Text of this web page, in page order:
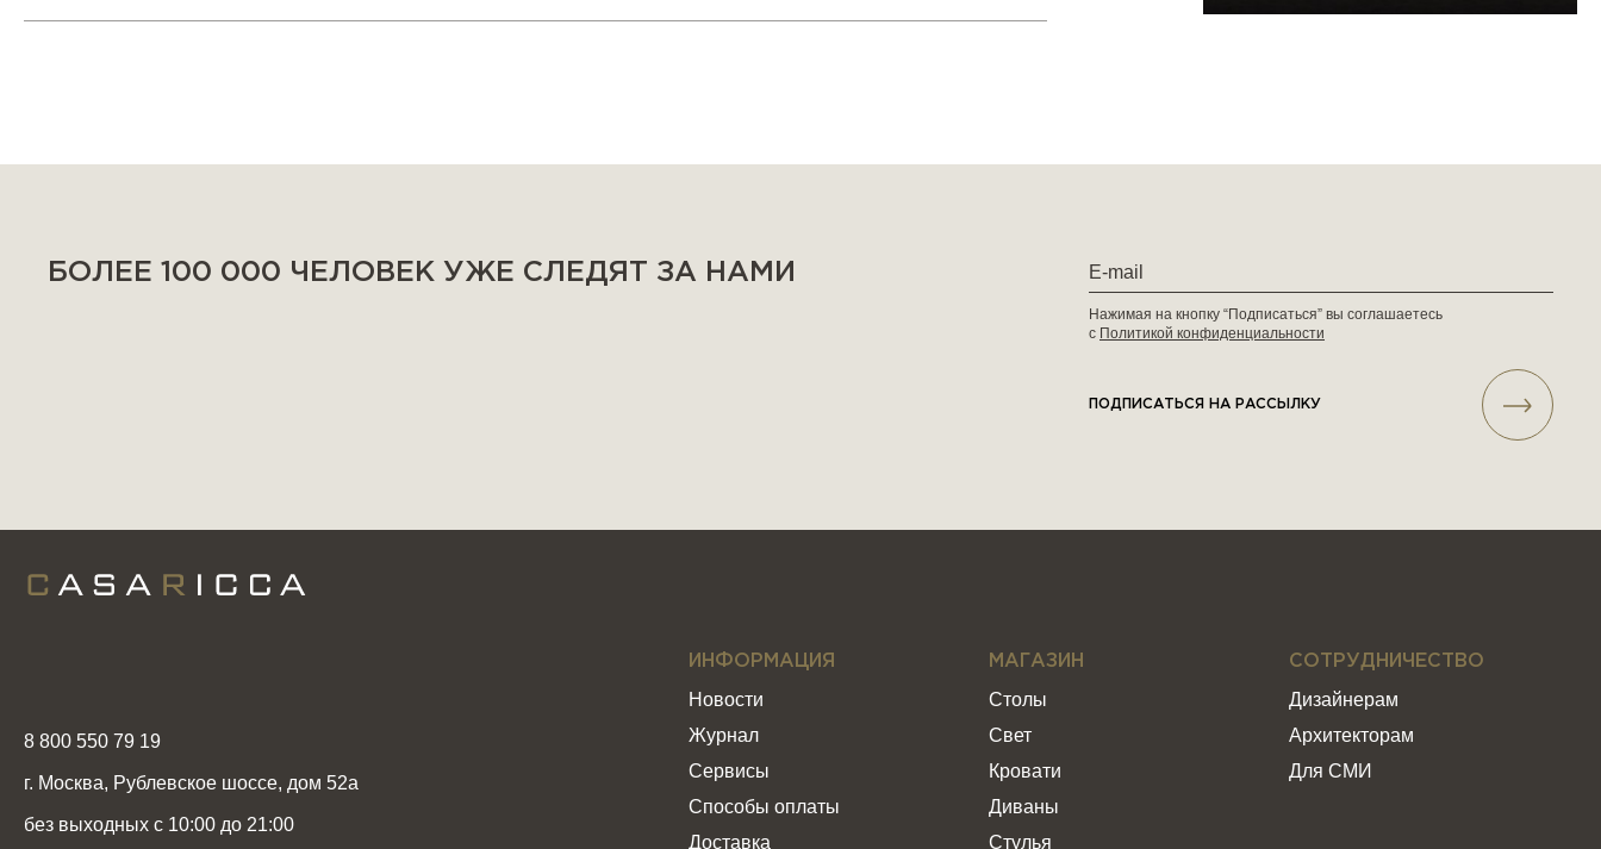
БОЛЕЕ 100 000 ЧЕЛОВЕК УЖЕ СЛЕДЯТ ЗА НАМИ
Нажимая на кнопку “Подписаться” вы соглашаетесь
с Политикой конфиденциальности
ПОДПИСАТЬСЯ НА РАССЫЛКУ
8 800 550 79 19
г. Москва, Рублевское шоссе, дом 52а
без выходных с 10:00 до 21:00
ИНФОРМАЦИЯ
Новости
Журнал
Сервисы
Способы оплаты
Доставка
МАГАЗИН
Столы
Свет
Кровати
Диваны
Стулья
СОТРУДНИЧЕСТВО
Дизайнерам
Архитекторам
Для СМИ